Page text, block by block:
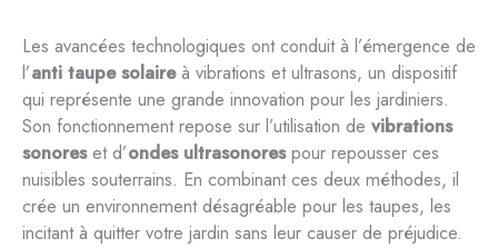
Les avancées technologiques ont conduit à l’émergence de
l’anti taupe solaireà vibrations et ultrasons, un dispositif
qui représente une grande innovation pour les jardiniers.
Son fonctionnement repose sur l’utilisation de vibrations
sonoreset d’ondes ultrasonorespour repousser ces
nuisibles souterrains. En combinant ces deux méthodes, il
crée un environnement désagréable pour les taupes, les
incitant à quitter votre jardin sans leur causer de préjudice.